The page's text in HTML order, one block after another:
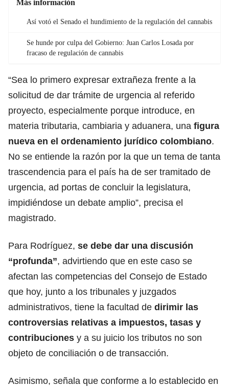
Más información
Así votó el Senado el hundimiento de la regulación del cannabis
Se hunde por culpa del Gobierno: Juan Carlos Losada por
fracaso de regulación de cannabis
“Sea lo primero expresar extrañeza frente a la
solicitud de dar trámite de urgencia al referido
proyecto, especialmente porque introduce, en
materia tributaria, cambiaria y aduanera, una figura
nueva en el ordenamiento jurídico colombiano.
No se entiende la razón por la que un tema de tanta
trascendencia para el país ha de ser tramitado de
urgencia, ad portas de concluir la legislatura,
impidiéndose un debate amplio”, precisa el
magistrado.
Para Rodríguez, se debe dar una discusión
“profunda”, advirtiendo que en este caso se
afectan las competencias del Consejo de Estado
que hoy, junto a los tribunales y juzgados
administrativos, tiene la facultad de dirimir las
controversias relativas a impuestos, tasas y
contribuciones y a su juicio los tributos no son
objeto de conciliación o de transacción.
Asimismo, señala que conforme a lo establecido en